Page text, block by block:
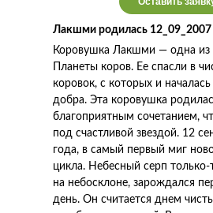
Коровушка Лакшми — одна из
Планеты коров. Ее спасли в
коровок, с которых и
добра. Эта коровушка
благоприятным сочетанием,
под счастливой звездой. 12
года, в самый первый миг
цикла. Небесный серп только-
на небосклоне, зарождался
день. Он считается днем
Лакшми родилась 12_09_2007